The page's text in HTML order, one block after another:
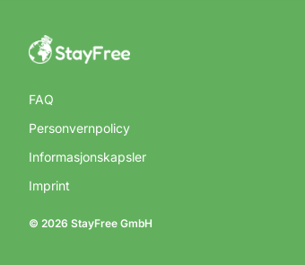
FAQ
Personvernpolicy
Informasjonskapsler
Imprint
© 2026 StayFree GmbH